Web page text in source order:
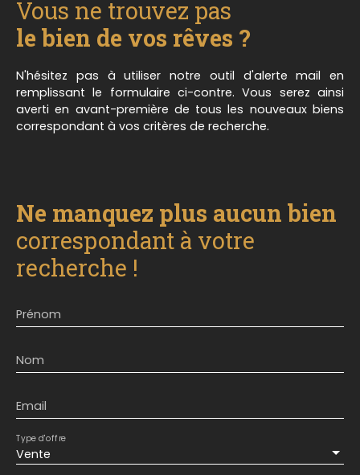
Vous ne trouvez pas
le bien de vos rêves ?
N'hésitez pas à utiliser notre outil d'alerte mail en
remplissant le formulaire ci-contre. Vous serez ainsi
averti en avant-première de tous les nouveaux biens
correspondant à vos critères de recherche.
Ne manquez plus aucun bien
correspondant à votre
recherche !
Prénom
Nom
Email
Vente
Type d'offre